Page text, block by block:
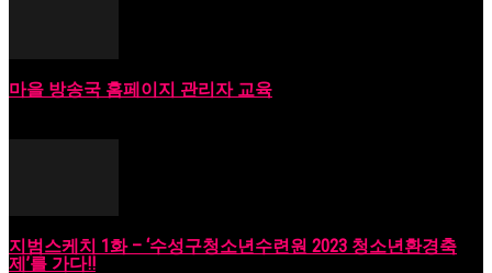
마을 방송국 홈페이지 관리자 교육
지범스케치 1화 – ‘수성구청소년수련원 2023 청소년환경축
제’를 가다!!